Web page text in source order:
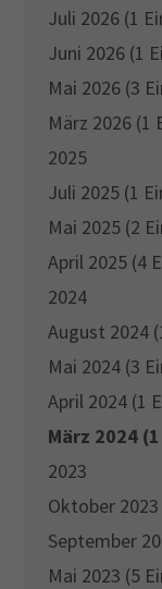
Drop us a
About us
Lorem ipsum
adipiscing elit.
Aenean
Cum sociis
parturient
Juli 2026 (1
Juni 2026 (1
Mai 2026 (3
März 2026 (1
2025
Juli 2025 (1
Mai 2025 (2
April 2025 (4
2024
August 2024
Mai 2024 (3
April 2024 (1
März 2024
2023
Oktober
September
Mai 2023 (5